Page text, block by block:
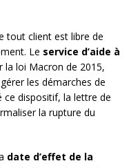
tout client est libre de
Le service d’aide à
la loi Macron de 2015,
les démarches de
dispositif, la lettre de
la rupture du
date d’effet de la